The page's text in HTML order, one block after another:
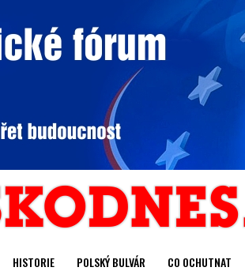
HISTORIE POLSKÝ BULVÁR CO OCHUTNAT